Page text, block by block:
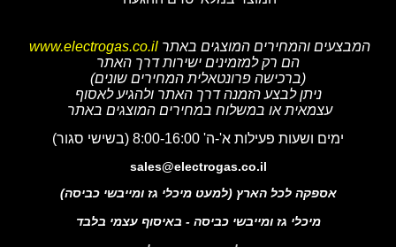
המבצעים והמחירים המוצגים באתר www.electrogas.co.il
הם רק למזמינים ישירות דרך האתר
(ברכישה פרונטאלית המחירים שונים)
ניתן לבצע הזמנה דרך האתר ולהגיע לאסוף
עצמאית או במשלוח במחירים המוצגים באתר
ימים ושעות פעילות א'-ה' 8:00-16:00 (בשישי סגור)
sales@electrogas.co.il
אספקה לכל הארץ (למעט מיכלי גז ומייבשי כביסה)
מיכלי גז ומייבשי כביסה - באיסוף עצמי בלבד